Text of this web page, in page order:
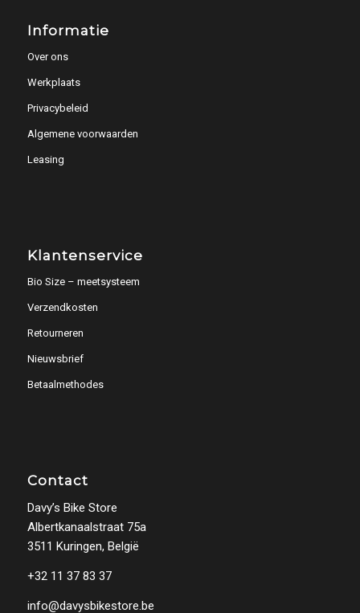
Informatie
Over ons
Werkplaats
Privacybeleid
Algemene voorwaarden
Leasing
Klantenservice
Bio Size – meetsysteem
Verzendkosten
Retourneren
Nieuwsbrief
Betaalmethodes
Contact
Davy’s Bike Store
Albertkanaalstraat 75a
3511 Kuringen, België
+32 11 37 83 37
info@davysbikestore.be